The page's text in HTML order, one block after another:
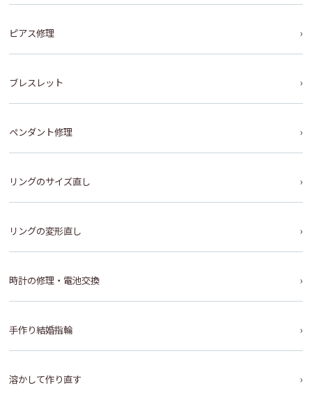
ピアス修理
ブレスレット
ペンダント修理
リングのサイズ直し
リングの変形直し
時計の修理・電池交換
手作り結婚指輪
溶かして作り直す